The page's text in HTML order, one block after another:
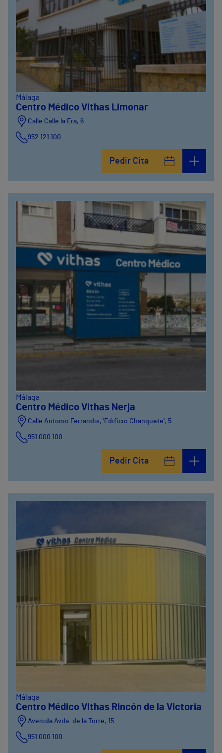
Málaga
Centro Médico Vithas Limonar
Calle Calle la Era, 6
952 121 100
Pedir Cita
Málaga
Centro Médico Vithas Nerja
Calle Antonio Ferrandis, 'Edificio Chanquete', 5
951 000 100
Pedir Cita
Málaga
Centro Médico Vithas Rincón de la Victoria
Avenida Avda. de la Torre, 15
951 000 100